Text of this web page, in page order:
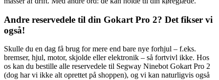
Andre reservedele til din Gokart Pro 2? Det fikser vi
også!
Skulle du en dag få brug for mere end bare nye forhjul – f.eks.
bremser, hjul, motor, skjolde eller elektronik – så fortvivl ikke. Hos
os kan du bestille alle reservedele til Segway Ninebot Gokart Pro 2
(dog har vi ikke alt oprettet på shoppen), og vi kan naturligvis også